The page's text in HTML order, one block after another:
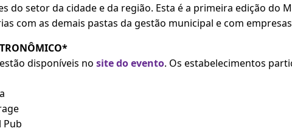
do setor da cidade e da região. Esta é a primeira edição do
com as demais pastas da gestão municipal e com
disponíveis no site do evento. Os estabelecimentos
Pub